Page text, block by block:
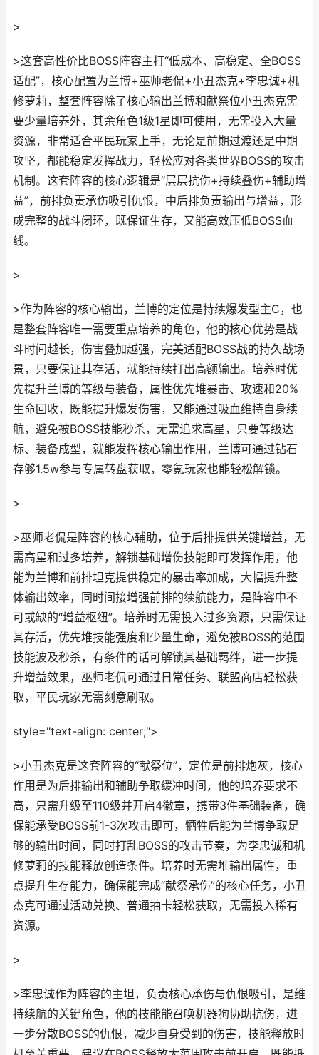
>
>这套高性价比BOSS阵容主打“低成本、高稳定、全BOSS
适配”，核心配置为兰博+巫师老侃+小丑杰克+李忠诚+机
修萝莉，整套阵容除了核心输出兰博和献祭位小丑杰克需
要少量培养外，其余角色1级1星即可使用，无需投入大量
资源，非常适合平民玩家上手，无论是前期过渡还是中期
攻坚，都能稳定发挥战力，轻松应对各类世界BOSS的攻击
机制。这套阵容的核心逻辑是“层层抗伤+持续叠伤+辅助增
益”，前排负责承伤吸引仇恨，中后排负责输出与增益，形
成完整的战斗闭环，既保证生存，又能高效压低BOSS血
线。
>
>作为阵容的核心输出，兰博的定位是持续爆发型主C，也
是整套阵容唯一需要重点培养的角色，他的核心优势是战
斗时间越长，伤害叠加越强，完美适配BOSS战的持久战场
景，只要保证其存活，就能持续打出高额输出。培养时优
先提升兰博的等级与装备，属性优先堆暴击、攻速和20%
生命回收，既能提升爆发伤害，又能通过吸血维持自身续
航，避免被BOSS技能秒杀，无需追求高星，只要等级达
标、装备成型，就能发挥核心输出作用，兰博可通过钻石
存够1.5w参与专属转盘获取，零氪玩家也能轻松解锁。
>
>巫师老侃是阵容的核心辅助，位于后排提供关键增益，无
需高星和过多培养，解锁基础增伤技能即可发挥作用，他
能为兰博和前排坦克提供稳定的暴击率加成，大幅提升整
体输出效率，同时间接增强前排的续航能力，是阵容中不
可或缺的“增益枢纽”。培养时无需投入过多资源，只需保证
其存活，优先堆技能强度和少量生命，避免被BOSS的范围
技能波及秒杀，有条件的话可解锁其基础羁绊，进一步提
升增益效果，巫师老侃可通过日常任务、联盟商店轻松获
取，平民玩家无需刻意刷取。
style="text-align: center;">
>小丑杰克是这套阵容的“献祭位”，定位是前排炮灰，核心
作用是为后排输出和辅助争取缓冲时间，他的培养要求不
高，只需升级至110级并开启4徽章，携带3件基础装备，确
保能承受BOSS前1-3次攻击即可，牺牲后能为兰博争取足
够的输出时间，同时打乱BOSS的攻击节奏，为李忠诚和机
修萝莉的技能释放创造条件。培养时无需堆输出属性，重
点提升生存能力，确保能完成“献祭承伤”的核心任务，小丑
杰克可通过活动兑换、普通抽卡轻松获取，无需投入稀有
资源。
>
>李忠诚作为阵容的主坦，负责核心承伤与仇恨吸引，是维
持续航的关键角色，他的技能能召唤机器狗协助抗伤，进
一步分散BOSS的仇恨，减少自身受到的伤害，技能释放时